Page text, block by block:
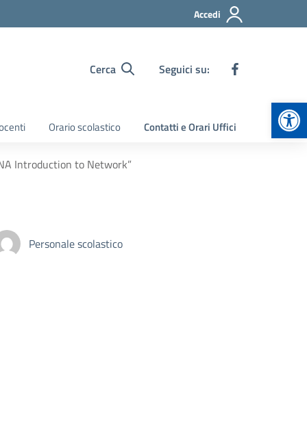
Accedi
Cerca Seguici su:
Orario scolastico Contatti e Orari Uffici
Introduction to Network”
Personale scolastico